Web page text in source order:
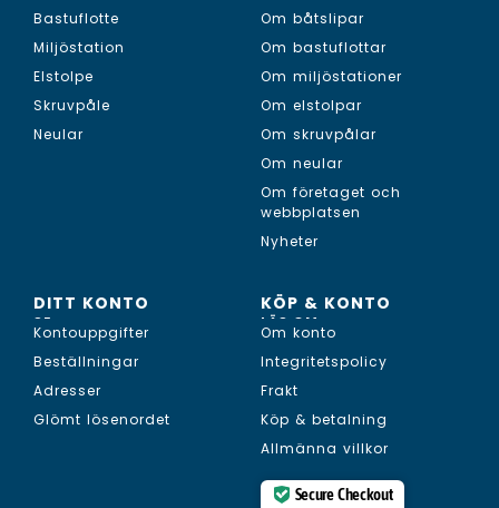
Bastuflotte
Miljöstation
Elstolpe
Skruvpåle
Neular
Om båtslipar
Om bastuflottar
Om miljöstationer
Om elstolpar
Om skruvpålar
Om neular
Om företaget och
webbplatsen
Nyheter
DITT KONTO
SE...
Kontouppgifter
Beställningar
Adresser
Glömt lösenordet
KÖP & KONTO
LÄS OM...
Om konto
Integritetspolicy
Frakt
Köp & betalning
Allmänna villkor
Secure Checkout